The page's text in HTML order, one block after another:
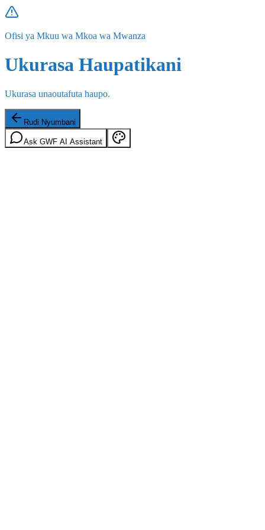
Ofisi ya Mkuu wa Mkoa wa Mwanza
Ukurasa Haupatikani
Ukurasa unaoutafuta haupo.
Rudi Nyumbani
Ask GWF AI Assistant